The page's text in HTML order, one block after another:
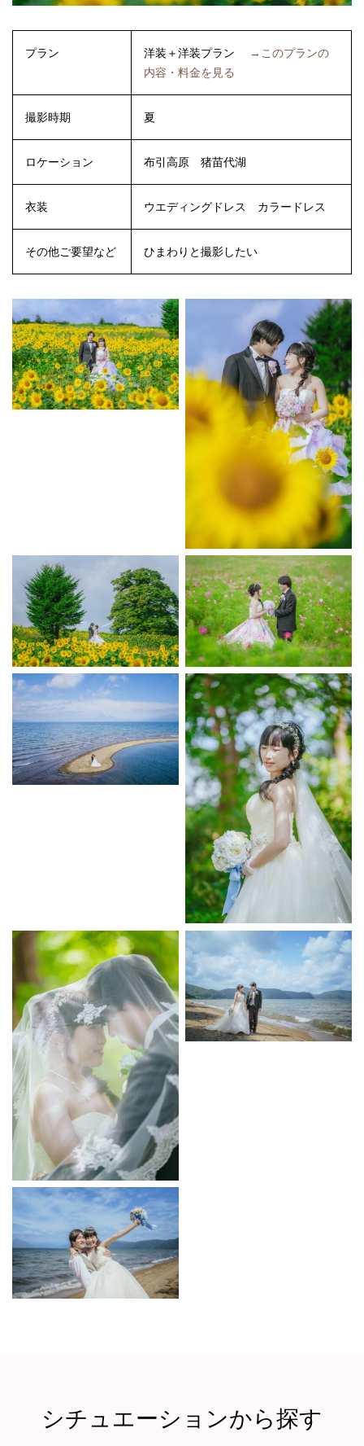
プラン 洋装＋洋装プラン
→このプランの
内容・料金を見る
撮影時期 夏
ロケーション 布引高原 猪苗代湖
衣装 ウエディングドレス カラードレス
その他ご要望など ひまわりと撮影したい
シチュエーションから探す